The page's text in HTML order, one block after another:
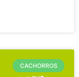
CACHORROS